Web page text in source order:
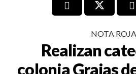
NOTA ROJA
Realizan
colonia Grajas